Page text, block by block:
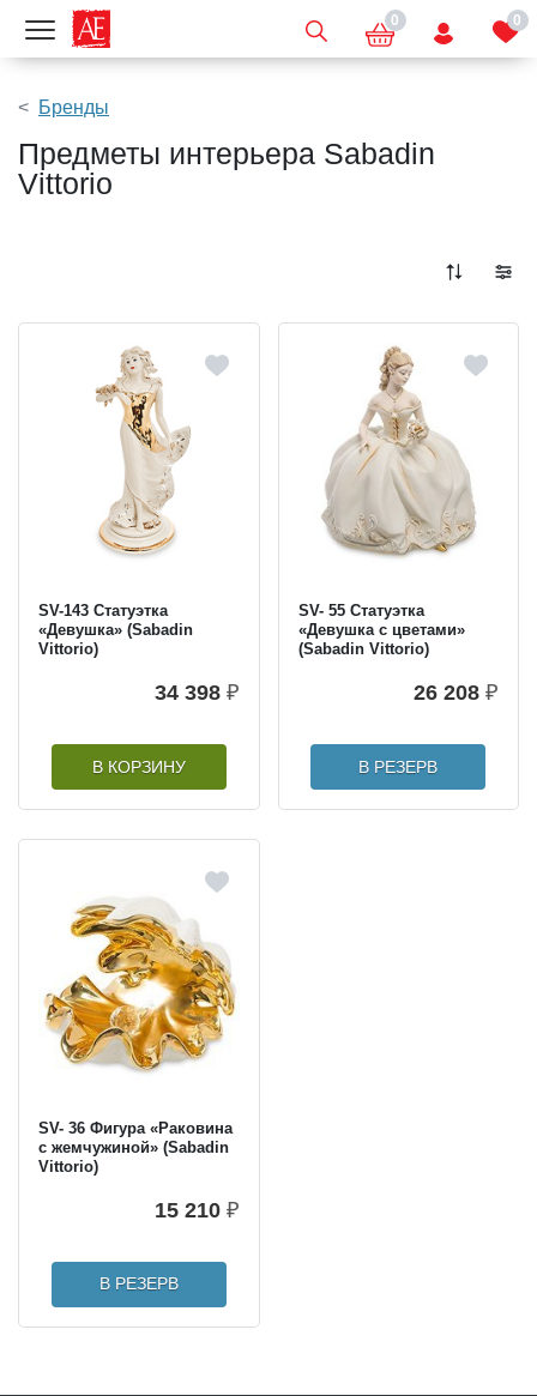
Показать меню 0 0
Бренды
Предметы интерьера Sabadin
Vittorio
SV-143 Статуэтка
«Девушка» (Sabadin
Vittorio)
34 398 ₽
В КОРЗИНУ
SV- 55 Статуэтка
«Девушка с цветами»
(Sabadin Vittorio)
26 208 ₽
В РЕЗЕРВ
SV- 36 Фигура «Раковина
с жемчужиной» (Sabadin
Vittorio)
15 210 ₽
В РЕЗЕРВ